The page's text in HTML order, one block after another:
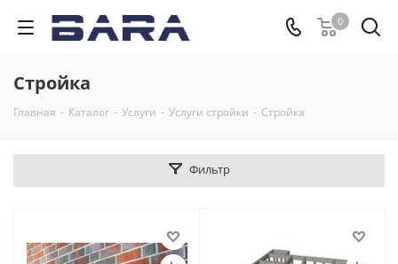
0
Стройка
Главная - Каталог - Услуги - Услуги стройки - Стройка
Фильтр